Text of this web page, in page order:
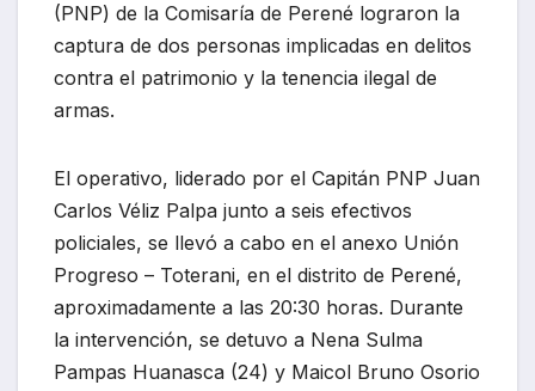
(PNP) de la Comisaría de Perené lograron la
captura de dos personas implicadas en delitos
contra el patrimonio y la tenencia ilegal de
armas.
El operativo, liderado por el Capitán PNP Juan
Carlos Véliz Palpa junto a seis efectivos
policiales, se llevó a cabo en el anexo Unión
Progreso – Toterani, en el distrito de Perené,
aproximadamente a las 20:30 horas. Durante
la intervención, se detuvo a Nena Sulma
Pampas Huanasca (24) y Maicol Bruno Osorio